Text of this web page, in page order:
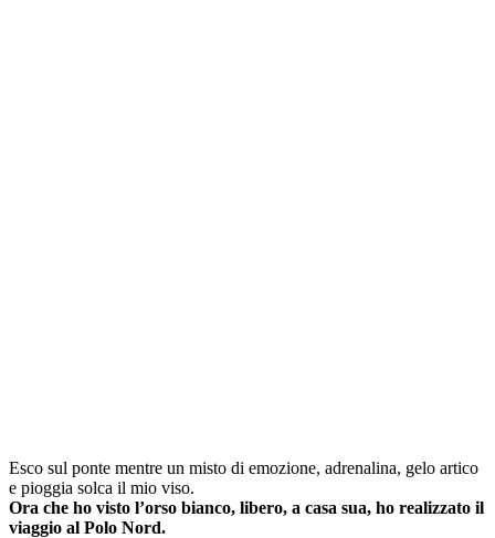
Esco sul ponte mentre un misto di emozione, adrenalina, gelo artico
e pioggia solca il mio viso.
Ora che ho visto l’orso bianco, libero, a casa sua, ho realizzato il
viaggio al Polo Nord.